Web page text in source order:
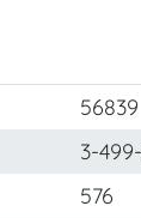
56839
3-
576